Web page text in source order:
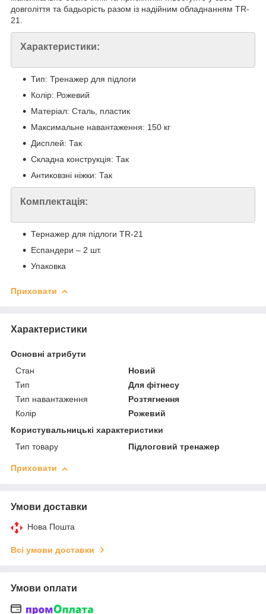
довголіття та бадьорість разом із надійним обладнанням TR-
21.
Характеристики:
Тип: Тренажер для підлоги
Колір: Рожевий
Матеріал: Сталь, пластик
Максимальне навантаження: 150 кг
Дисплей: Так
Складна конструкція: Так
Антиковзні ніжки: Так
Комплектація:
Тернажер для підлоги TR-21
Еспандери – 2 шт.
Упаковка
Приховати
Характеристики
Основні атрибути
Стан
Новий
Тип
Для фітнесу
Тип навантаження
Розтягнення
Колір
Рожевий
Користувальницькі характеристики
Тип товару
Підлоговий тренажер
Приховати
Умови доставки
Нова Пошта
Всі умови доставки
Умови оплати